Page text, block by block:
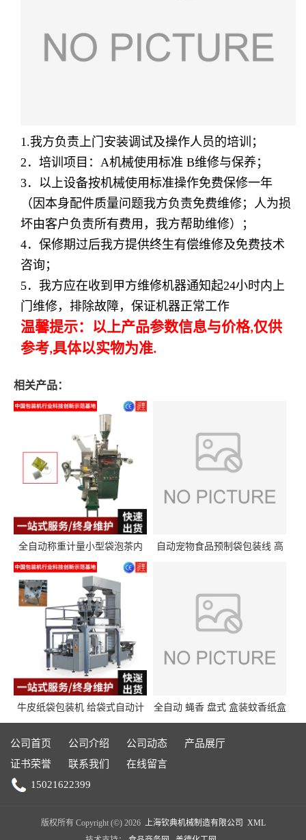
1.我方负责上门安装调试及操作人员的培训；
2 ．培训项目： A机械使用标准 B维修与保养；
3．以上设备按机械使用标准操作免费保修一年
（因本身配件质量问题我方负责免费维修；人为损
坏由客户负责所有费用，我方帮助维修）；
4．保修期过后我方提供终生有偿维修及免费技术
咨询；
5．我方应在收到甲方维修机器通知起24小时内上
门维修，排除故障，保证机器正常工作
温馨提示：以上产品参数信息与价格,仅供
参考,具体以实物为准.
相关产品：
全自动称重计量小型袋泡茶内
外袋包装机三角包茶叶包装机
自动宠物食品预制袋包装线 高
牛皮纸袋包装机 给袋式自动计
量封口包装机填充机械 给袋式
包装机
全自动 蝇香 盘式 盒装蚊香纸盒
热收缩枕式包装机
公司首页 公司介绍 公司动态
产品展厅
证书荣誉
联系我们
在线留言
15021622399
版权所有 Copyright (©) 2026 上海钦典机械制造有限公司
XML